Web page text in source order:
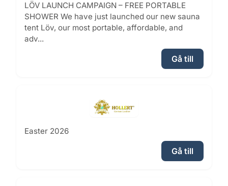
LÖV LAUNCH CAMPAIGN – FREE PORTABLE
SHOWER We have just launched our new sauna
tent Löv, our most portable, affordable, and
adv...
Gå till
Easter 2026
Gå till